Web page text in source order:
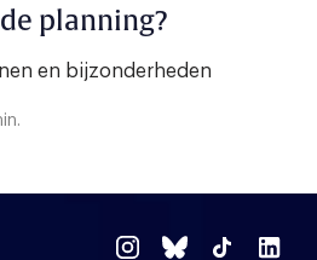
planning?
en bijzonderheden